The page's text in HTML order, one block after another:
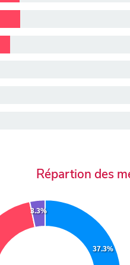
Répartion des
37.3%
3.3%